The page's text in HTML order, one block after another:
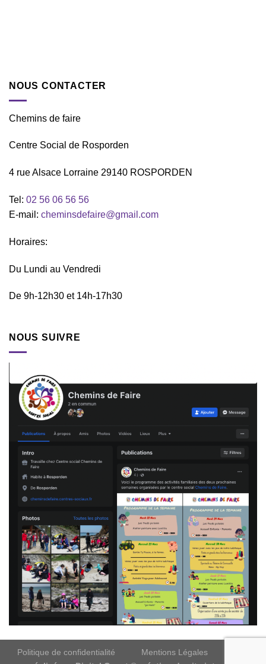
NOUS CONTACTER
Chemins de faire
Centre Social de Rosporden
4 rue Alsace Lorraine 29140 ROSPORDEN
Tel: 02 56 06 56 56
E-mail: cheminsdefaire@gmail.com
Horaires:
Du Lundi au Vendredi
De 9h-12h30 et 14h-17h30
NOUS SUIVRE
Politique de confidentialité Mentions Légales